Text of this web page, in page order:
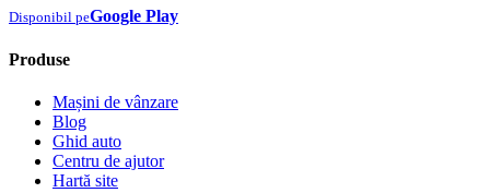
Disponibil peGoogle Play
Produse
Mașini de vânzare
Blog
Ghid auto
Centru de ajutor
Hartă site